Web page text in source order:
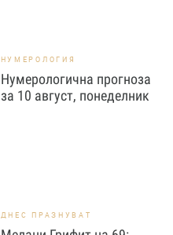
НУМЕРОЛОГИЯ
Нумерологична прогноза
за 10 август, понеделник
ДНЕС ПРАЗНУВАТ